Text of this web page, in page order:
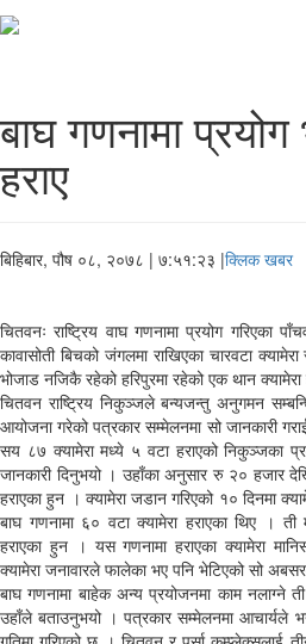
बाघ गणनामा
हराए
बिहिबार, पौष ०८, २०७८ | ७:५१:२३ |क्लिक खबर
चितवनः राष्ट्रिय वाघ गणनामा प्रयोग गरिएका
कावासोती बिचको जंगलमा राखिएका चारवटा
भोजाड नजिकै रहेको हरिपुरमा रहेको एक थान क्यामेरा
चितवन राष्ट्रिय निकुञ्जले बन्यजन्तु अनुगमन
आयोजना गरेको पत्रकार सम्मेलनमा सो जानकारी
सय ८७ क्यामेरा मध्ये ५ वटा हराएको निकुञ्जका
जानकारी दिनुभयो । उहाँका अनुसार रु २० हजार
हराएका हुन । क्यामेरा जडान गरिएको १० दिनमा
बाघ गणनामा ६० वटा क्यामेरा हराएका थिए ।
हराएका हुन । यस गणनामा हराएका क्यामेरा
क्यामेरा जनावारले फालेका भए पनि भेटिएको सो
बाघ गणनामा बाहेक अन्य प्रयोजनमा काम नलाग्ने
उहाँले बताउनुभयो । पत्रकार सम्मेलनमा आचार्यले